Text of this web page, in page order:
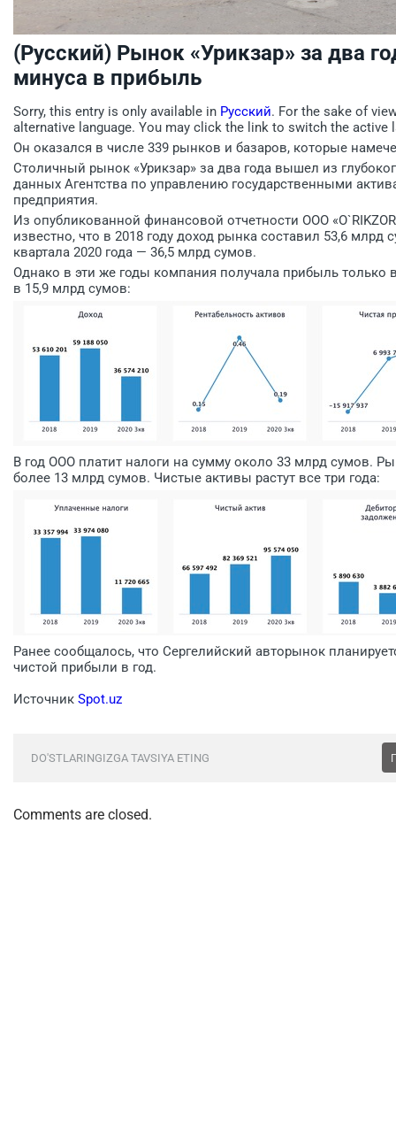
(Русский) Рынок «Урикзар» за два
минуса в прибыль
Sorry, this entry is only available in Русский. For the sake of
alternative language. You may click the link to switch the active
Он оказался в числе 339 рынков и базаров, которые
Столичный рынок «Урикзар» за два года вышел из
данных Агентства по управлению государственными
предприятия.
Из опубликованной финансовой отчетности ООО
известно, что в 2018 году доход рынка составил 53,6
квартала 2020 года — 36,5 млрд сумов.
Однако в эти же годы компания получала прибыль только
в 15,9 млрд сумов:
В год ООО платит налоги на сумму около 33 млрд сумов.
более 13 млрд сумов. Чистые активы растут все три года:
Ранее сообщалось, что Сергелийский авторынок
чистой прибыли в год.
Источник Spot.uz
DO'STLARINGIZGA TAVSIYA ETING
Comments are closed.